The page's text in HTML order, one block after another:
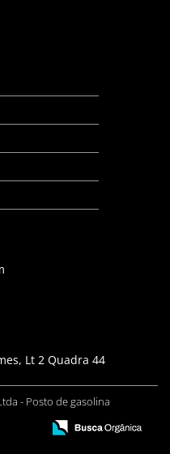
Lt 2 Quadra 44
- Posto de gasolina